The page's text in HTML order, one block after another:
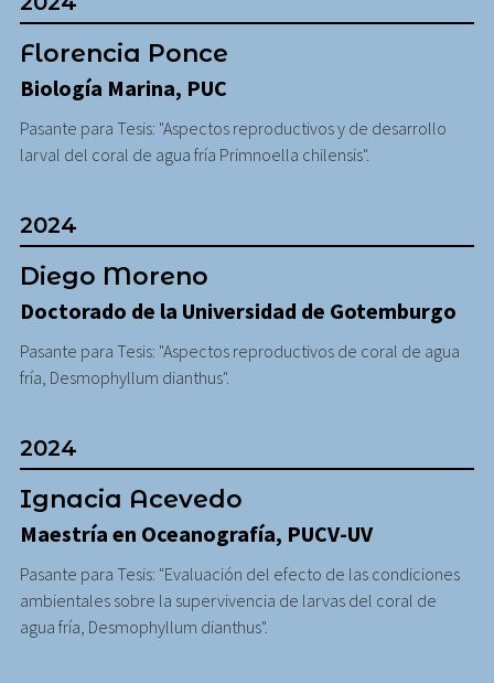
Florencia Ponce
Biología Marina, PUC
Pasante para Tesis: "Aspectos reproductivos y de desarrollo
larval del coral de agua fría Primnoella chilensis".
2024
Diego Moreno
Doctorado de la Universidad de Gotemburgo
Pasante para Tesis: "Aspectos reproductivos de coral de agua
fría, Desmophyllum dianthus".
2024
Ignacia Acevedo
Maestría en Oceanografía, PUCV-UV
Pasante para Tesis: "Evaluación del efecto de las condiciones
ambientales sobre la supervivencia de larvas del coral de
agua fría, Desmophyllum dianthus".